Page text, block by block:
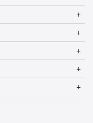
菜
菜
菜
菜
菜
菜